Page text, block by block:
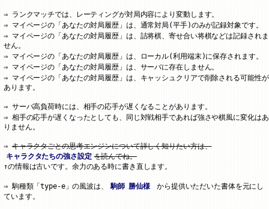
ランクマッチでは、レーティングが対局内容により変動します。
マイページの「あなたの対局履歴」は、通常対局(平手)のみが記録対象です。
マイページの「あなたの対局履歴」は、詰将棋、寄せ合い将棋などは記録されま
せん。
マイページの「あなたの対局履歴」は、ローカル(利用端末)に保存されます。
マイページの「あなたの対局履歴」は、サーバに存在しません。
マイページの「あなたの対局履歴」は、キャッシュクリアで削除される可能性が
あります。
サーバ高負荷時には、相手の応手が遅くなることがあります。
相手の応手が遅くなったとしても、同じ対戦相手であれば強さや棋風に変化はあ
りません。
キャラクタごとの思考エンジンについて詳しく知りたい方は、
キャラクタたちの強さ設定 を読んでね。
↑の情報は古いです。余力のある時に書き直します。
駒種類「type-e」の風波は、 駒師 勝仙様
から提供いただいた書体を元にし
ています。